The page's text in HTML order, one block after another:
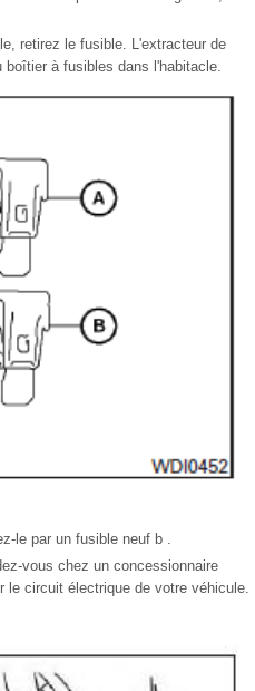
retirez le fusible. L'extracteur de
à fusibles dans l'habitacle.
le par un fusible neuf b .
vous chez un concessionnaire
le circuit électrique de votre véhicule.